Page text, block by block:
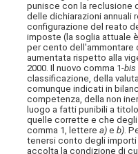
punisce con la reclusione
delle dichiarazioni
configurazione del reato
imposte (la soglia attuale
per cento dell'ammontare
aumentata rispetto alla
2000. Il nuovo comma 1-bis
classificazione, della
comunque indicati in
competenza, della non
luogo a fatti punibili a
quelle corrette e che
comma 1, letterea) eb) .
tenersi conto degli
accolta la condizione di